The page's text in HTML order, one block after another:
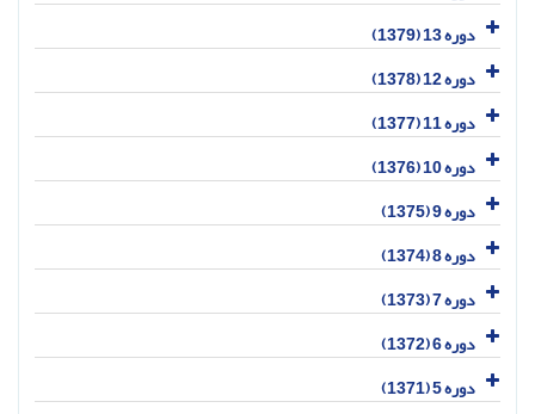
دوره 13 (1379)
دوره 12 (1378)
دوره 11 (1377)
دوره 10 (1376)
دوره 9 (1375)
دوره 8 (1374)
دوره 7 (1373)
دوره 6 (1372)
دوره 5 (1371)